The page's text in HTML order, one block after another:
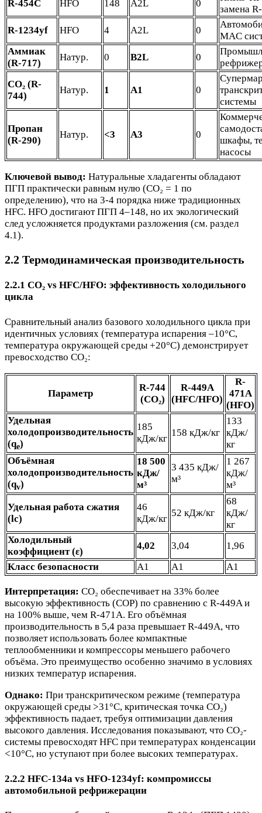
R-454C HFO 148 A2L 0
замена
R-1234yf
HFO 4 A2L 0
MAC
Аммиак
(R-717)
Натур. 0 B2L 0
CO₂ (R-
744)
Натур. 1 A1 0
системы
Пропан
(R-290)
Натур. <3 A3 0
шкафы,
насосы
Ключевой вывод: Натуральные хладагенты обладают
ПГП практически равным нулю (CO₂ = 1 по
определению), что на 3-4 порядка ниже традиционных
HFC. HFO достигают ПГП 4–148, но их экологический
след усложняется продуктами разложения (см. раздел
4.1).
2.2 Термодинамическая производительность
2.2.1 CO₂ vs HFC/HFO: эффективность холодильного
цикла
Сравнительный анализ базового холодильного цикла при
идентичных условиях (температура испарения –10°C,
температура окружающей среды +20°C) демонстрирует
превосходство CO₂:
Параметр
R-744
(CO₂)
R-449A
(HFC/HFO)
R-
471A
(HFO)
Удельная
холодопроизводительность
(qe)
185
кДж/кг
158 кДж/кг
133
кДж/
кг
Объёмная
холодопроизводительность
(qv)
18 500
кДж/
м³
3 435 кДж/
м³
1 267
кДж/
м³
Удельная работа сжатия
(lc)
46
кДж/кг
52 кДж/кг
68
кДж/
кг
Холодильный
коэффициент (ε)
4,02 3,04
1,96
Класс безопасности
A1 A1 A1
Интерпретация: CO₂ обеспечивает на 33% более
высокую эффективность (COP) по сравнению с R-449A и
на 100% выше, чем R-471A. Его объёмная
производительность в 5,4 раза превышает R-449A, что
позволяет использовать более компактные
теплообменники и компрессоры меньшего рабочего
объёма. Это преимущество особенно значимо в условиях
низких температур испарения.
Однако: При транскритическом режиме (температура
окружающей среды >31°C, критическая точка CO₂)
эффективность падает, требуя оптимизации давления
высокого давления. Исследования показывают, что CO₂-
системы превосходят HFC при температурах конденсации
<10°C, но уступают при более высоких температурах.
2.2.2 HFC-134a vs HFO-1234yf: компромиссы
автомобильной рефрижерации